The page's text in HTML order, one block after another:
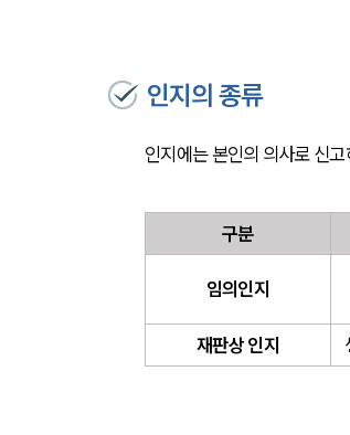
인지의 종류
인지에는 본인의 의사로 신고
구분
임의인지
재판상 인지